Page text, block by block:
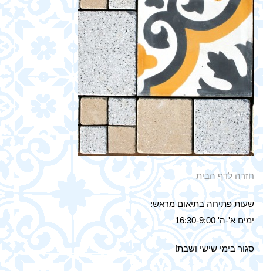
חזרה לדף הבית
שעות פתיחה בתיאום מראש:
ימים א'-ה' 16:30-9:00
סגור בימי שישי ושבת!